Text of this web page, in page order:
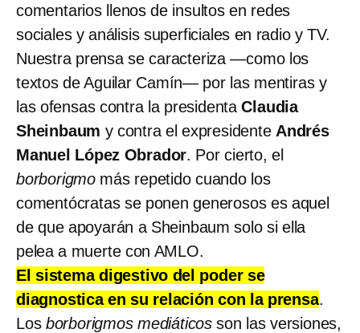
comentarios llenos de insultos en redes
sociales y análisis superficiales en radio y TV.
Nuestra prensa se caracteriza —como los
textos de Aguilar Camín— por las mentiras y
las ofensas contra la presidentaClaudia
Sheinbaum y contra el expresidente Andrés
Manuel López Obrador. Por cierto, el
borborigmo más repetido cuando los
comentócratas se ponen generosos es aquel
de que apoyarán a Sheinbaum solo si ella
pelea a muerte con AMLO.
El sistema digestivo del poder se
diagnostica en su relación con la prensa.
Los borborigmos mediáticosson las versiones,